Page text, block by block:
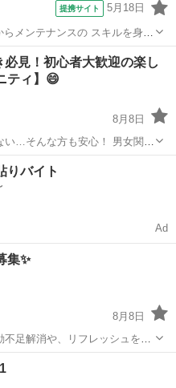
提携サイト 5月18日
メンテナンスの スキルを身に
ルの作成など、 細かい作業が
必見！初心者大歓迎の楽し
ティ】😄
8月8日
…そんな方も安心！ 男女関係
😆🏀 3x3の試合やフ
トも盛りだくさん！ 人見知
ケットボール
りバイト
Ad
集✨
8月8日
足解消や、リフレッシュをし
、大歓迎です⛹️‍♀️ 楽しくプ
ムもあり、みんなでバスケを
ットボール